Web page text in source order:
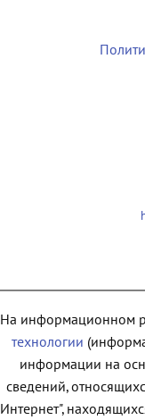
На информационном
технологии
информации на
сведений,